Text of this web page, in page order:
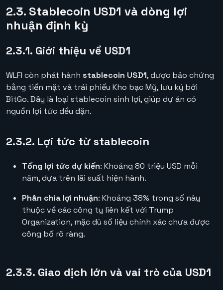
2.3. Stablecoin USD1 và dòng lợi
nhuận định kỳ
2.3.1. Giới thiệu về USD1
WLFI còn phát hành stablecoin USD1, được bảo chứng
bằng tiền mặt và trái phiếu Kho bạc Mỹ, lưu ký bởi
BitGo. Đây là loại stablecoin sinh lợi, giúp dự án có
nguồn lợi tức đều đặn.
2.3.2. Lợi tức từ stablecoin
Tổng lợi tức dự kiến: Khoảng 80 triệu USD mỗi
năm, dựa trên lãi suất hiện hành.
Phân chia lợi nhuận: Khoảng 38% trong số này
thuộc về các công ty liên kết với Trump
Organization, mặc dù số liệu chính xác chưa được
công bố rõ ràng.
2.3.3. Giao dịch lớn và vai trò của USD1